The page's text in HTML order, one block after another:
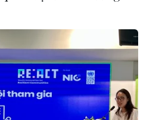
công
mạch
khăn điều
phí 100%